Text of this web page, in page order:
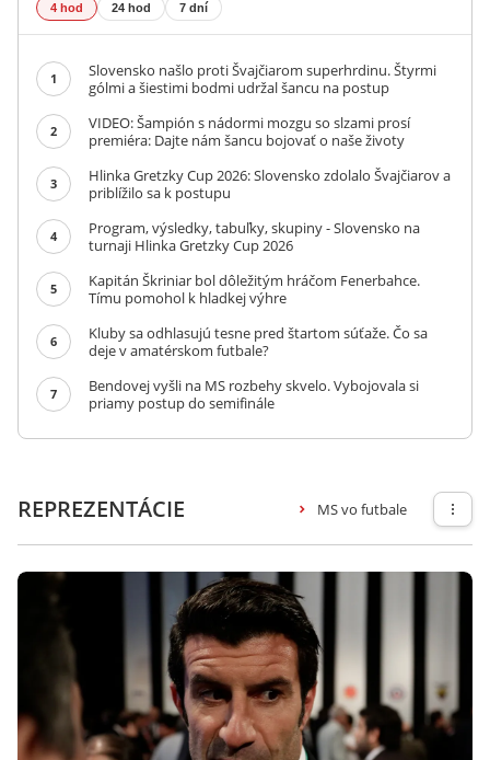
4 hod 24 hod 7 dní
1
Slovensko našlo proti Švajčiarom superhrdinu. Štyrmi
gólmi a šiestimi bodmi udržal šancu na postup
2
VIDEO: Šampión s nádormi mozgu so slzami prosí
premiéra: Dajte nám šancu bojovať o naše životy
3
Hlinka Gretzky Cup 2026: Slovensko zdolalo Švajčiarov a
priblížilo sa k postupu
4
Program, výsledky, tabuľky, skupiny - Slovensko na
turnaji Hlinka Gretzky Cup 2026
5
Kapitán Škriniar bol dôležitým hráčom Fenerbahce.
Tímu pomohol k hladkej výhre
6
Kluby sa odhlasujú tesne pred štartom súťaže. Čo sa
deje v amatérskom futbale?
7
Bendovej vyšli na MS rozbehy skvelo. Vybojovala si
priamy postup do semifinále
REPREZENTÁCIE MS vo futbale